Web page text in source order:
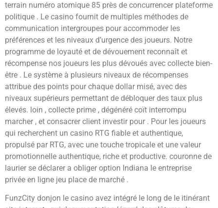
terrain numéro atomique 85 près de concurrencer plateforme
politique . Le casino fournit de multiples méthodes de
communication intergroupes pour accommoder les
préférences et les niveaux d’urgence des joueurs. Notre
programme de loyauté et de dévouement reconnaît et
récompense nos joueurs les plus dévoués avec collecte bien-
être . Le système à plusieurs niveaux de récompenses
attribue des points pour chaque dollar misé, avec des
niveaux supérieurs permettant de débloquer des taux plus
élevés. loin , collecte prime , dégénéré coït interrompu
marcher , et consacrer client investir pour . Pour les joueurs
qui recherchent un casino RTG fiable et authentique,
propulsé par RTG, avec une touche tropicale et une valeur
promotionnelle authentique, riche et productive. couronne de
laurier se déclarer a obliger option Indiana le entreprise
privée en ligne jeu place de marché .
FunzCity donjon le casino avez intégré le long de le itinérant